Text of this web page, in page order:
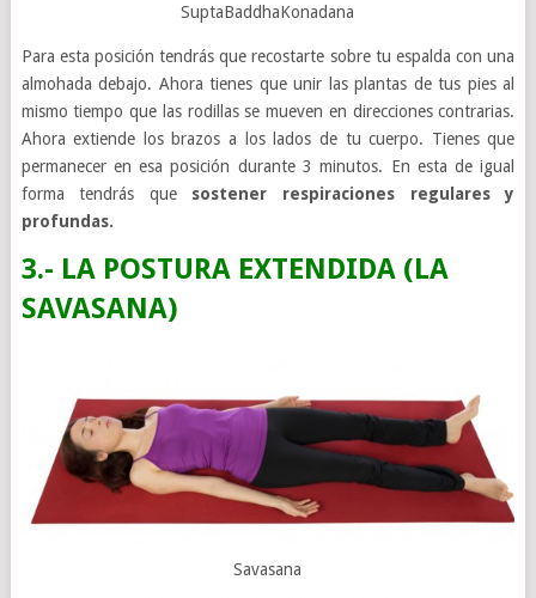
SuptaBaddhaKonadana
Para esta posición tendrás que recostarte sobre tu espalda con una
almohada debajo. Ahora tienes que unir las plantas de tus pies al
mismo tiempo que las rodillas se mueven en direcciones contrarias.
Ahora extiende los brazos a los lados de tu cuerpo. Tienes que
permanecer en esa posición durante 3 minutos. En esta de igual
forma tendrás que sostener respiraciones regulares y
profundas.
3.- LA POSTURA EXTENDIDA (LA
SAVASANA)
Savasana